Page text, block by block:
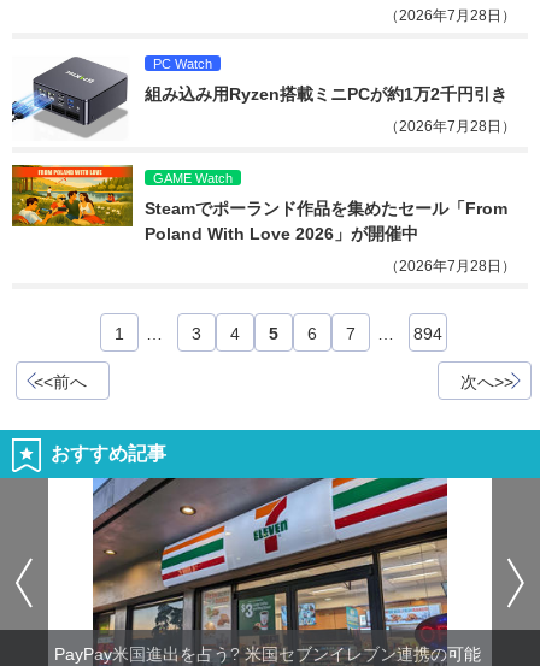
（2026年7月28日）
PC Watch
組み込み用Ryzen搭載ミニPCが約1万2千円引き
（2026年7月28日）
GAME Watch
Steamでポーランド作品を集めたセール「From
Poland With Love 2026」が開催中
（2026年7月28日）
<<前へ
1 3 4 5 6 7 894
次へ>>
おすすめ記事
PayPay米国進出を占う? 米国セブンイレブン連携の可能